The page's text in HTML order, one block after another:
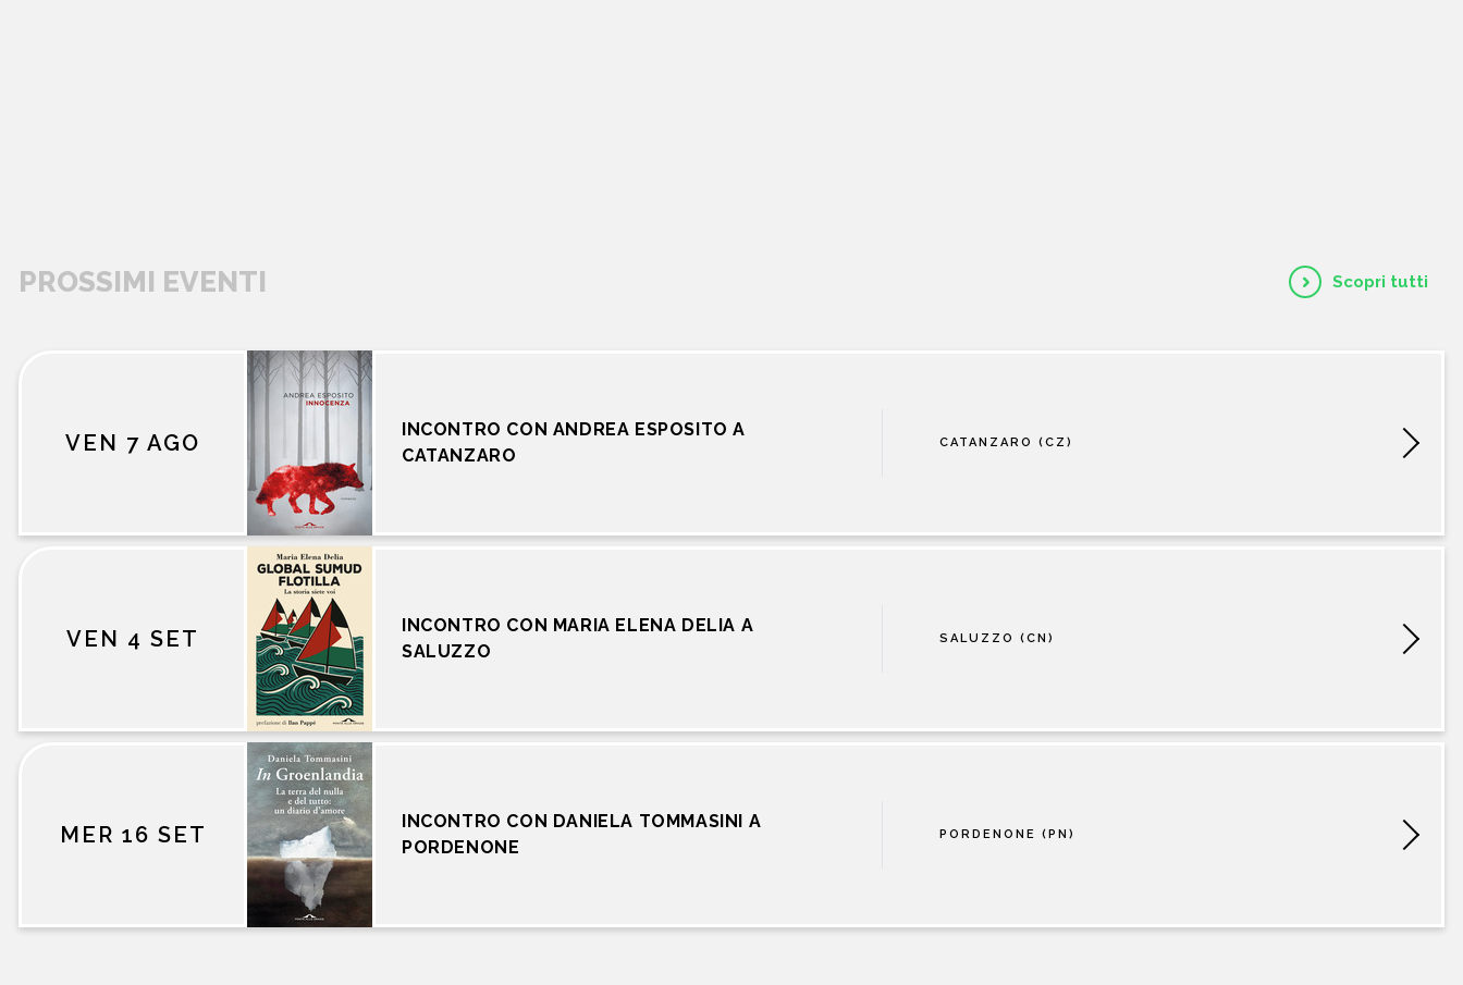
PROSSIMI EVENTI Scopri tutti
VEN 7 AGO CATANZARO (CZ)
INCONTRO CON ANDREA ESPOSITO A
CATANZARO
VEN 4 SET SALUZZO (CN)
INCONTRO CON MARIA ELENA DELIA A
SALUZZO
MER 16 SET PORDENONE (PN)
INCONTRO CON DANIELA TOMMASINI A
PORDENONE